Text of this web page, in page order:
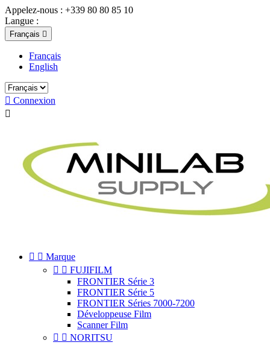
Appelez-nous : +339 80 80 85 10
Langue :
Français 
Français
English
 Connexion

  Marque
  FUJIFILM
FRONTIER Série 3
FRONTIER Série 5
FRONTIER Séries 7000-7200
Développeuse Film
Scanner Film
  NORITSU